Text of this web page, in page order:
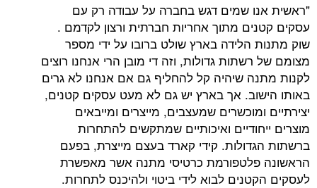
שמים דגש בחברה על עבודה רק עם
מתוך אחריות חברתית ורצון לקדמם .
הלידה בארץ שולט ברובו על ידי מספר
גדולות, וזה די מובן הרי אנחנו רוצים
שיהיה קל להחליף גם אם אנחנו לא גרים
אך בארץ יש גם לא מעט עסקים קטנים,
שמעצבים, מייצרים ומייבאים
ואיכותיים שמתקשים להתחרות
קידי קארד בעצם מייצרת, בפעם
כרטיסי מתנה אשר מאפשרת
לבוא לידי ביטוי ולהיכנס לתחרות.